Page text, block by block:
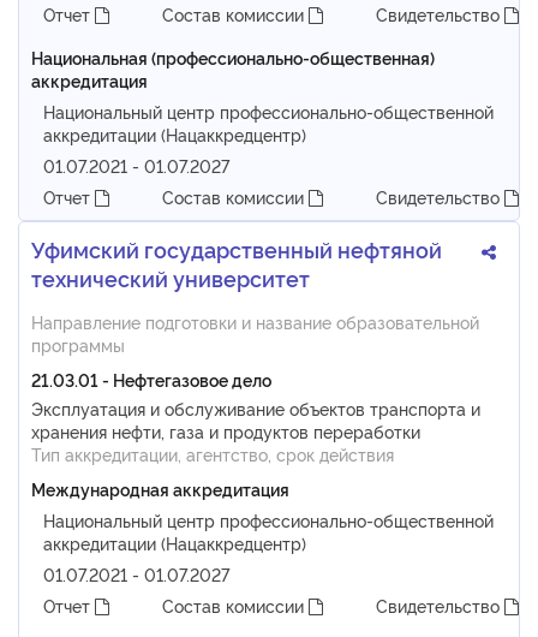
Отчет
Состав комиссии
Свидетельство
Национальная (профессионально-общественная)
аккредитация
Национальный центр профессионально-общественной
аккредитации (Нацаккредцентр)
01.07.2021 - 01.07.2027
Отчет
Состав комиссии Свидетельство
Уфимский государственный нефтяной
технический университет
Направление подготовки и название образовательной
программы
21.03.01 - Нефтегазовое дело
Эксплуатация и обслуживание объектов транспорта и
хранения нефти, газа и продуктов переработки
Тип аккредитации, агентство, срок действия
Международная аккредитация
Национальный центр профессионально-общественной
аккредитации (Нацаккредцентр)
01.07.2021 - 01.07.2027
Отчет
Состав комиссии
Свидетельство